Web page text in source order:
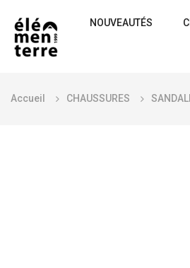
NOUVEAUTÉS
Accueil CHAUSSURES